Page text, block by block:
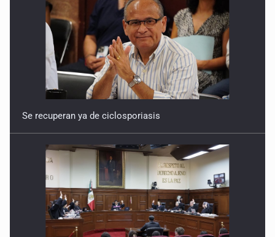
21 de Febrero de 2026
Seguir en el camino sin fin
14 de Febrero de 2026
Se recuperan ya de ciclosporiasis